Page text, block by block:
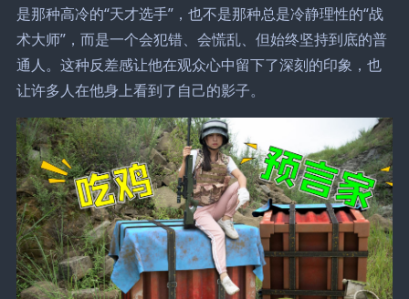
是那种高冷的“天才选手”，也不是那种总是冷静理性的“战
术大师”，而是一个会犯错、会慌乱、但始终坚持到底的普
通人。这种反差感让他在观众心中留下了深刻的印象，也
让许多人在他身上看到了自己的影子。